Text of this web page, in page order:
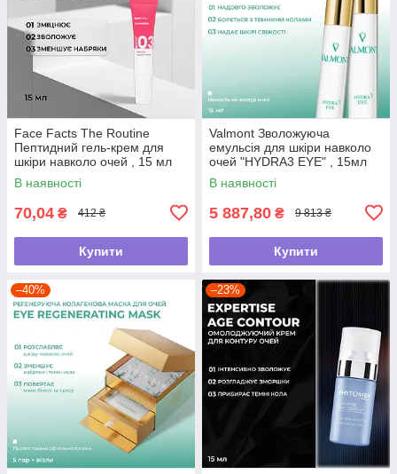
Face Facts The Routine
Пептидний гель-крем для
шкіри навколо очей , 15 мл
В наявності
70,04 ₴ 412 ₴
Купити
Valmont Зволожуюча
емульсія для шкіри навколо
очей "HYDRA3 EYE" , 15мл
В наявності
5 887,80 ₴ 9 813 ₴
Купити
–40% –23%